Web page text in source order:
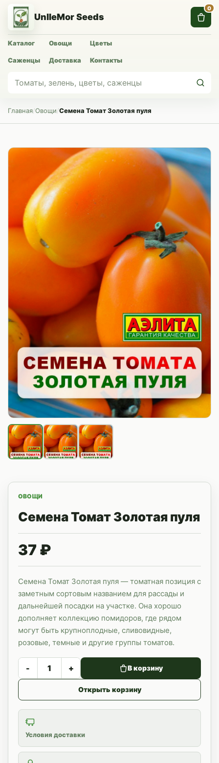
UnlleMor Seeds
Каталог Овощи Цветы
Саженцы Доставка Контакты
0
Главная/Овощи/Семена Томат Золотая пуля
ОВОЩИ
Семена Томат Золотая пуля
37 ₽
Семена Томат Золотая пуля — томатная позиция с
заметным сортовым названием для рассады и
дальнейшей посадки на участке. Она хорошо
дополняет коллекцию помидоров, где рядом
могут быть крупноплодные, сливовидные,
розовые, темные и другие группы томатов.
- + В корзину
Открыть корзину
Условия доставки